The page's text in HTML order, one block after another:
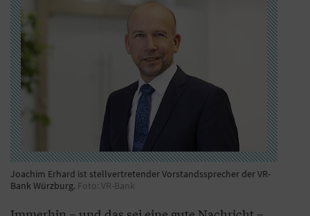
Joachim Erhard ist stellvertretender Vorstandssprecher der VR-
Bank Würzburg. Foto: VR-Bank